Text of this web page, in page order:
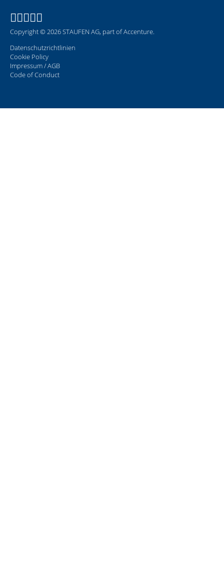
Copyright © 2026 STAUFEN AG, part of Accenture.
Datenschutzrichtlinien
Cookie Policy
Impressum / AGB
Code of Conduct